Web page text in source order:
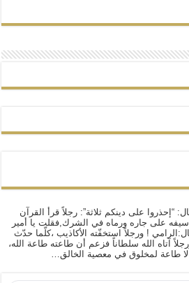
“إحذروا على دينكم ثلاثة”: رجلاً قرأ القرآن
على جاره ورماه في الشرك,فقلت يا أمير
! ورجلاً استخفّته الأكاذيب ،كلّما حدّث
آتاه الله سلطاناً فزعم أن طاعته طاعة الله،
طاعة لمخلوق في معصية الخالق…